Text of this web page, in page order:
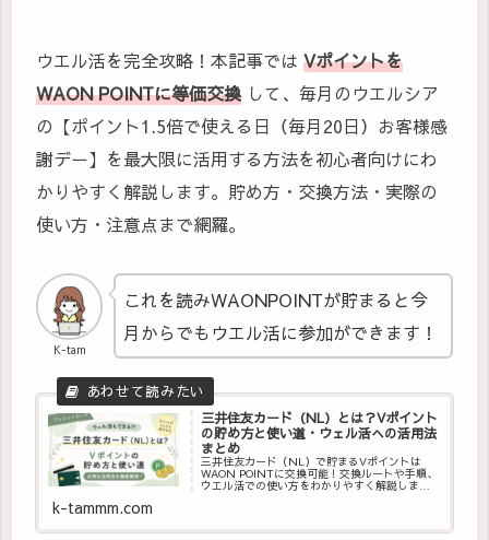
ウエル活を完全攻略！本記事では Vポイントを
WAON POINTに等価交換 して、毎月のウエルシア
の【ポイント1.5倍で使える日（毎月20日）お客様感
謝デー】を最大限に活用する方法を初心者向けにわ
かりやすく解説します。貯め方・交換方法・実際の
使い方・注意点まで網羅。
K-tam
これを読みWAONPOINTが貯まると今
月からでもウエル活に参加ができます！
三井住友カード（NL）とは？Vポイント
の貯め方と使い道・ウェル活への活用法
まとめ
三井住友カード（NL）で貯まるVポイントは
WAON POINTに交換可能！交換ルートや手順、
ウエル活での使い方をわかりやすく解説しま
k-tammm.com